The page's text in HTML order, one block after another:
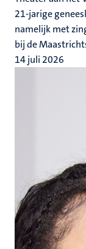
21-jarige
namelijk met
bij de
14 juli 2026